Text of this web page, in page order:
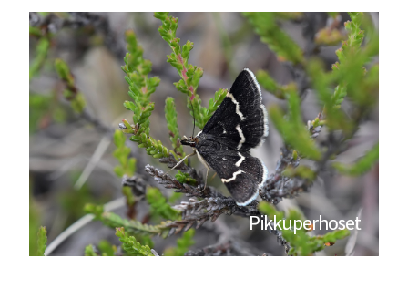
Pikkuperhoset